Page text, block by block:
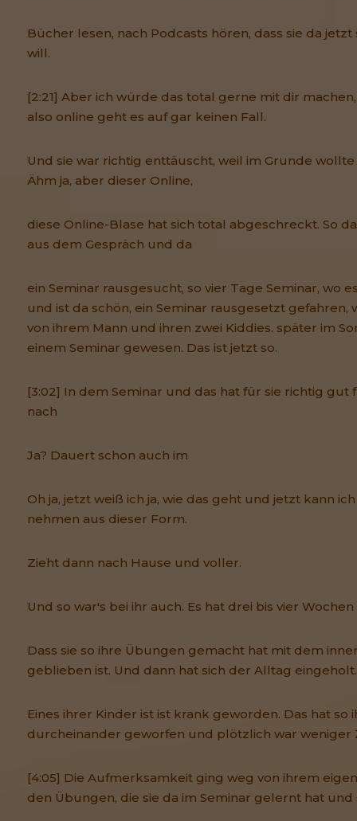
Bücher lesen, nach Podcasts hören, dass sie da
will.
[2:21] Aber ich würde das total gerne mit dir
also online geht es auf gar keinen Fall.
Und sie war richtig enttäuscht, weil im Grunde
Ähm ja, aber dieser Online,
diese Online-Blase hat sich total abgeschreckt. So
aus dem Gespräch und da
ein Seminar rausgesucht, so vier Tage Seminar, wo
und ist da schön, ein Seminar rausgesetzt gefahren,
von ihrem Mann und ihren zwei Kiddies. später im
einem Seminar gewesen. Das ist jetzt so.
[3:02] In dem Seminar und das hat für sie richtig gut
nach
Ja? Dauert schon auch im
Oh ja, jetzt weiß ich ja, wie das geht und jetzt kann
nehmen aus dieser Form.
Zieht dann nach Hause und voller.
Und so war's bei ihr auch. Es hat drei bis vier
Dass sie so ihre Übungen gemacht hat mit dem
geblieben ist. Und dann hat sich der Alltag eingeholt.
Eines ihrer Kinder ist ist krank geworden. Das hat so
durcheinander geworfen und plötzlich war weniger
[4:05] Die Aufmerksamkeit ging weg von ihrem
den Übungen, die sie da im Seminar gelernt hat und